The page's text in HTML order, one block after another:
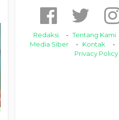
Redaksi Tentang Kami
Media Siber
Kontak
Privacy Policy